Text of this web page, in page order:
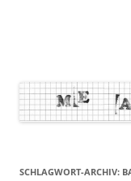
SCHLAGWORT-ARCHIV: